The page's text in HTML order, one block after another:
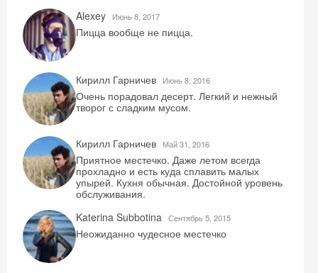
Alexey
Июнь 8, 2017
Пицца вообще не пицца.
Кирилл Гарничев Июнь 8, 2016
Очень порадовал десерт. Легкий и нежный
творог с сладким мусом.
Кирилл Гарничев Май 31, 2016
Приятное местечко. Даже летом всегда
прохладно и есть куда сплавить малых
упырей. Кухня обычная. Достойной уровень
обслуживания.
Katerina Subbotina Сентябрь 5, 2015
Неожиданно чудесное местечко